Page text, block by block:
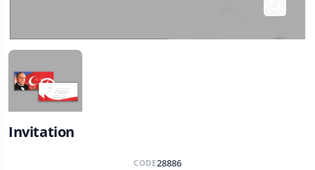
Invitation
CODE28886